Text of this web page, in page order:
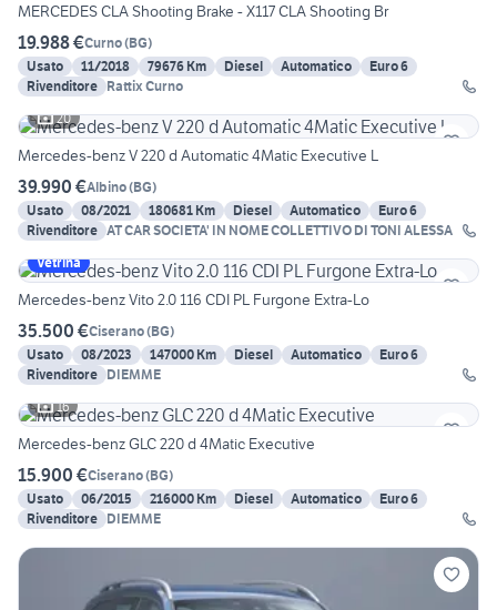
MERCEDES CLA Shooting Brake - X117 CLA Shooting Br
19.988 €Curno(BG)
Usato
11/2018 79676 Km Diesel Automatico
Euro 6
Rivenditore Rattix Curno
20
Mercedes-benz V 220 d Automatic 4Matic Executive L
39.990 €Albino(BG)
Usato
08/2021 180681 Km Diesel Automatico
Euro 6
Rivenditore AT CAR SOCIETA' IN NOME COLLETTIVO DI TONI ALESSA
Vetrina
Mercedes-benz Vito 2.0 116 CDI PL Furgone Extra-Lo
35.500 €Ciserano(BG)
Usato
08/2023 147000 Km Diesel Automatico
Euro 6
Rivenditore DIEMME
16
Mercedes-benz GLC 220 d 4Matic Executive
15.900 €Ciserano(BG)
Usato
06/2015 216000 Km Diesel Automatico
Euro 6
Rivenditore DIEMME